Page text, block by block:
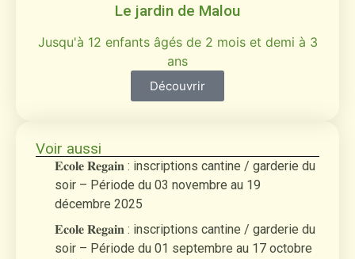
Le jardin de Malou
Jusqu'à 12 enfants âgés de 2 mois et demi à 3
ans
Découvrir
Voir aussi
𝐄𝐜𝐨𝐥𝐞 𝐑𝐞𝐠𝐚𝐢𝐧 : inscriptions cantine / garderie du
soir – Période du 03 novembre au 19
décembre 2025
𝐄𝐜𝐨𝐥𝐞 𝐑𝐞𝐠𝐚𝐢𝐧 : inscriptions cantine / garderie du
soir – Période du 01 septembre au 17 octobre